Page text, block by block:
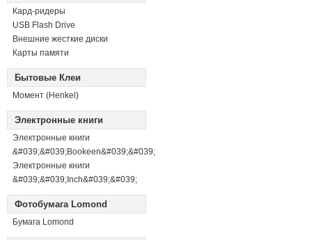
Кард-ридеры
USB Flash Drive
Внешние жесткие диски
Карты памяти
Бытовые Клеи
Момент (Henkel)
Электронные книги
Электронные книги
&#039;&#039;Bookeen&#039;&#039;
Электронные книги
&#039;&#039;Inch&#039;&#039;
Фотобумага Lomond
Бумага Lomond